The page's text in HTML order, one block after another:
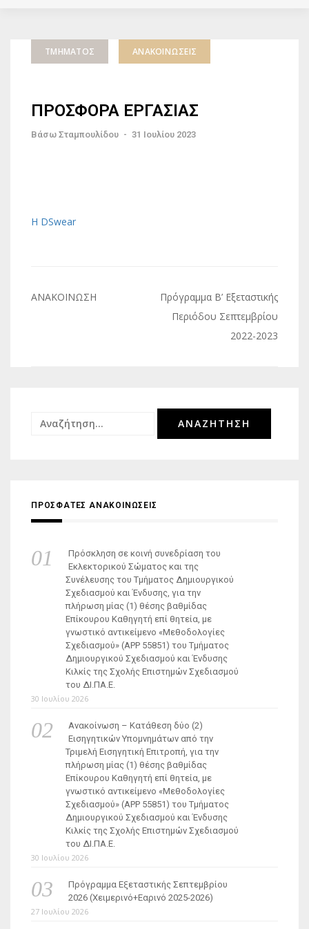
ΤΜΉΜΑΤΟΣ ΑΝΑΚΟΙΝΏΣΕΙΣ
ΠΡΟΣΦΟΡΑ ΕΡΓΑΣΙΑΣ
Βάσω Σταμπουλίδου - 31 Ιουλίου 2023
Η DSwear
Πλοήγηση
ΑΝΑΚΟΙΝΩΣΗ
Πρόγραμμα Β’ Εξεταστικής
Περιόδου Σεπτεμβρίου
2022-2023
Αναζήτηση
ΠΡΟΣΦΑΤΕΣ ΑΝΑΚΟΙΝΩΣΕΙΣ
Πρόσκληση σε κοινή συνεδρίαση του
Εκλεκτορικού Σώματος και της
Συνέλευσης του Τμήματος Δημιουργικού
Σχεδιασμού και Ένδυσης, για την
πλήρωση μίας (1) θέσης βαθμίδας
Επίκουρου Καθηγητή επί θητεία, με
γνωστικό αντικείμενο «Μεθοδολογίες
Σχεδιασμού» (ΑΡΡ 55851) του Τμήματος
Δημιουργικού Σχεδιασμού και Ένδυσης
Κιλκίς της Σχολής Επιστημών Σχεδιασμού
του ΔΙ.ΠΑ.Ε.
30 Ιουλίου 2026
Ανακοίνωση – Κατάθεση δύο (2)
Εισηγητικών Υπομνημάτων από την
Τριμελή Εισηγητική Επιτροπή, για την
πλήρωση μίας (1) θέσης βαθμίδας
Επίκουρου Καθηγητή επί θητεία, με
γνωστικό αντικείμενο «Μεθοδολογίες
Σχεδιασμού» (ΑΡΡ 55851) του Τμήματος
Δημιουργικού Σχεδιασμού και Ένδυσης
Κιλκίς της Σχολής Επιστημών Σχεδιασμού
του ΔΙ.ΠΑ.Ε.
30 Ιουλίου 2026
Πρόγραμμα Εξεταστικής Σεπτεμβρίου
2026 (Χειμερινό+Εαρινό 2025-2026)
27 Ιουλίου 2026